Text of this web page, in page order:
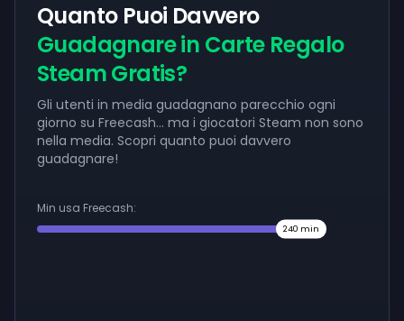
Quanto Puoi Davvero
Guadagnare in Carte Regalo
Steam Gratis?
Gli utenti in media guadagnano parecchio ogni
giorno su Freecash... ma i giocatori Steam non sono
nella media. Scopri quanto puoi davvero
guadagnare!
Min usa Freecash:
240 min